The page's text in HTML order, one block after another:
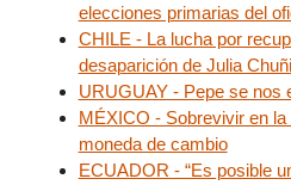
elecciones primarias del
CHILE - La lucha por
desaparición de Julia
URUGUAY - Pepe se nos
MÉXICO - Sobrevivir en
moneda de cambio
ECUADOR - “Es posible